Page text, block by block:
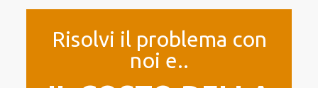
Risolvi il problema con
noi e..